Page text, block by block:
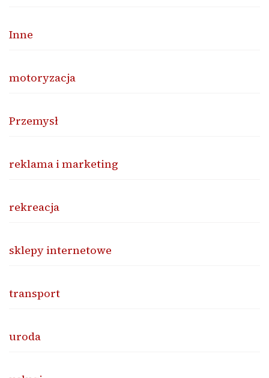
Inne
motoryzacja
Przemysł
reklama i marketing
rekreacja
sklepy internetowe
transport
uroda